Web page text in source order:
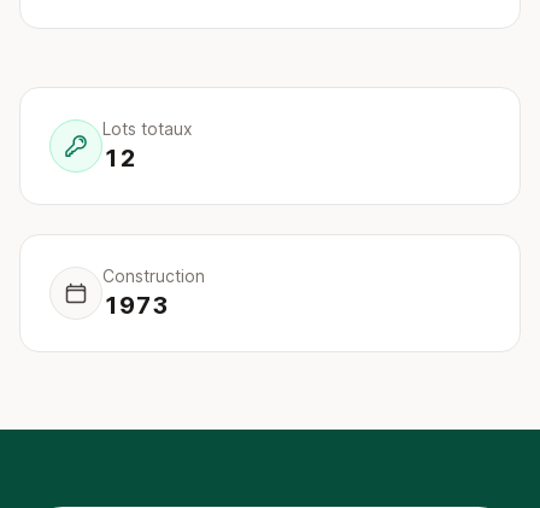
Lots totaux
12
Construction
1973